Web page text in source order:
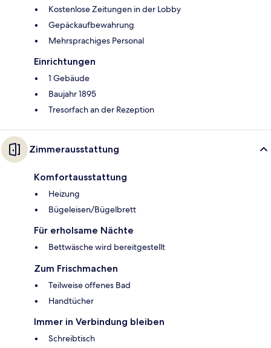
Kostenlose Zeitungen in der Lobby
Gepäckaufbewahrung
Mehrsprachiges Personal
Einrichtungen
1 Gebäude
Baujahr 1895
Tresorfach an der Rezeption
Zimmerausstattung
Komfortausstattung
Heizung
Bügeleisen/Bügelbrett
Für erholsame Nächte
Bettwäsche wird bereitgestellt
Zum Frischmachen
Teilweise offenes Bad
Handtücher
Immer in Verbindung bleiben
Schreibtisch